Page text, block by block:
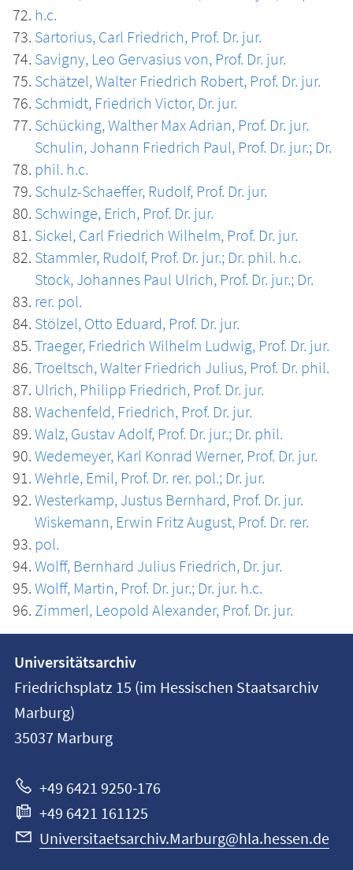
h.c.
Sartorius, Carl Friedrich, Prof. Dr. jur.
Savigny, Leo Gervasius von, Prof. Dr. jur.
Schätzel, Walter Friedrich Robert, Prof. Dr. jur.
Schmidt, Friedrich Victor, Dr. jur.
Schücking, Walther Max Adrian, Prof. Dr. jur.
Schulin, Johann Friedrich Paul, Prof. Dr. jur.; Dr.
phil. h.c.
Schulz-Schaeffer, Rudolf, Prof. Dr. jur.
Schwinge, Erich, Prof. Dr. jur.
Sickel, Carl Friedrich Wilhelm, Prof. Dr. jur.
Stammler, Rudolf, Prof. Dr. jur.; Dr. phil. h.c.
Stock, Johannes Paul Ulrich, Prof. Dr. jur.; Dr.
rer. pol.
Stölzel, Otto Eduard, Prof. Dr. jur.
Traeger, Friedrich Wilhelm Ludwig, Prof. Dr. jur.
Troeltsch, Walter Friedrich Julius, Prof. Dr. phil.
Ulrich, Philipp Friedrich, Prof. Dr. jur.
Wachenfeld, Friedrich, Prof. Dr. jur.
Walz, Gustav Adolf, Prof. Dr. jur.; Dr. phil.
Wedemeyer, Karl Konrad Werner, Prof. Dr. jur.
Wehrle, Emil, Prof. Dr. rer. pol.; Dr. jur.
Westerkamp, Justus Bernhard, Prof. Dr. jur.
Wiskemann, Erwin Fritz August, Prof. Dr. rer.
pol.
Wolff, Bernhard Julius Friedrich, Dr. jur.
Wolff, Martin, Prof. Dr. jur.; Dr. jur. h.c.
Zimmerl, Leopold Alexander, Prof. Dr. jur.
Kontakt
und
Informationen
zur
Website
der
Universität
Marburg
Universitätsarchiv
Friedrichsplatz 15 (im Hessischen Staatsarchiv
Marburg)
35037 Marburg
+49 6421 9250-176
+49 6421 161125
Universitaetsarchiv.Marburg@hla.hessen.de